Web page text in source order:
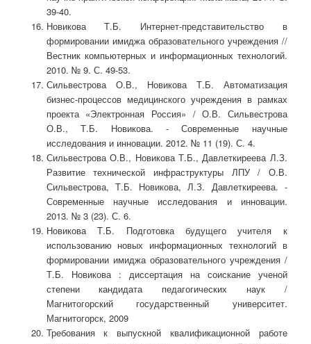
39-40.
Новикова Т.Б. Интернет-представительство в
формировании имиджа образовательного учреждения //
Вестник компьютерных и информационных технологий.
2010. № 9. С. 49-53.
Сильвестрова О.В., Новикова Т.Б. Автоматизация
бизнес-процессов медицинского учреждения в рамках
проекта «Электронная Россия» / О.В. Сильвестрова
О.В., Т.Б. Новикова. - Современные научные
исследования и инновации. 2012. № 11 (19). С. 4.
Сильвестрова О.В., Новикова Т.Б., Давлеткиреева Л.З.
Развитие технической инфраструктуры ЛПУ / О.В.
Сильвестрова, Т.Б. Новикова, Л.З. Давлеткиреева. -
Современные научные исследования и инновации.
2013. № 3 (23). С. 6.
Новикова Т.Б. Подготовка будущего учителя к
использованию новых информационных технологий в
формировании имиджа образовательного учреждения /
Т.Б. Новикова : диссертация на соискание ученой
степени кандидата педагогических наук /
Магнитогорский государственный университет.
Магнитогорск, 2009
Требования к выпускной квалификационной работе